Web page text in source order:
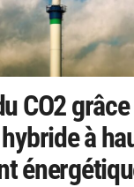
CO2
à